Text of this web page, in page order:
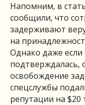
Напомним, в
сообщили, что
задерживают
на
Однако даже
подтверждалась,
освобождение
спецслужбы
репутации на $20